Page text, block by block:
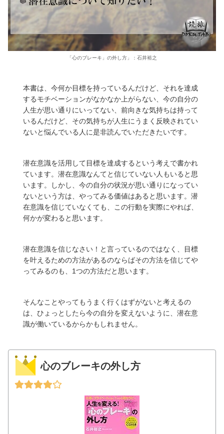
「心のブレーキ」の外し方」：石井裕之
本書は、今何か目標を持っているんだけど、それを達成
するモチベーションがなかなか上がらない、今の自分の
人生が思い通りにいってない、前向きな気持ちは持って
いるんだけど、その気持ちが人生にうまく反映されてい
ないと悩んでいる人に是非読んでいただきたいです。
潜在意識を活用して目標を達成するという考えで書かれ
ています。潜在意識なんてと信じていない人もいると思
います。しかし、今の自分の状況が思い通りになってい
ないという方は、やってみる価値はあると思います。潜
在意識を信じていなくても、この行動を実際にやれば、
何かが変わると思います。
潜在意識を信じなさい！と言っているのではなく、目標
を叶えるための方法があるのならばその方法を信じてや
ってみるのも、1つの方法だと思います。
そんなことやってもうまく行くはずがないと考えるの
は、ひょっとしたら今の自分を変えないように、潜在意
識が働いているからかもしれません。
心のブレーキの外し方